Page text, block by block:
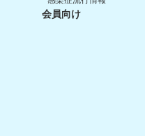
会員向け